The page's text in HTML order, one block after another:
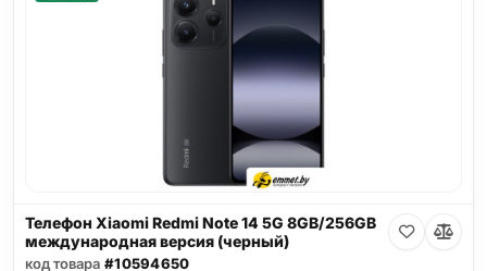
Телефон Xiaomi Redmi Note 14 5G 8GB/256GB
международная версия (черный)
код товара #10594650